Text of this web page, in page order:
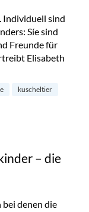
Individuell sind
Síe sind
Freunde für
Elisabeth
Mini“
kuscheltier
– die
denen die